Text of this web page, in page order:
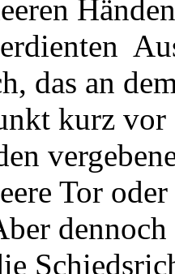
das an
kurz vor
Tor